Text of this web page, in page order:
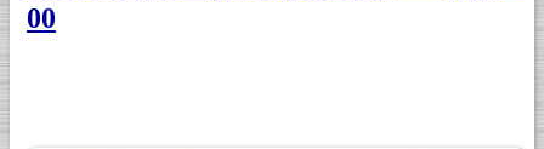
00